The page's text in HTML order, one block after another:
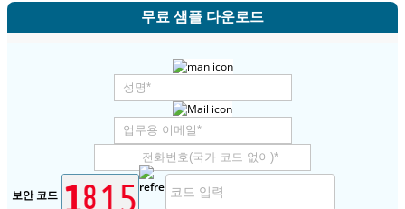
무료 샘플 다운로드
보안 코드